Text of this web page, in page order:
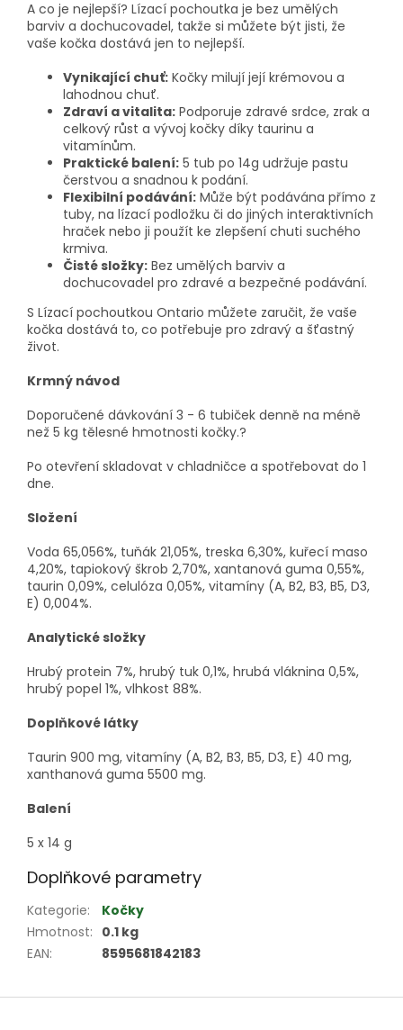
A co je nejlepší? Lízací pochoutka je bez umělých
barviv a dochucovadel, takže si můžete být jisti, že
vaše kočka dostává jen to nejlepší.
Vynikající chuť: Kočky milují její krémovou a
lahodnou chuť.
Zdraví a vitalita: Podporuje zdravé srdce, zrak a
celkový růst a vývoj kočky díky taurinu a
vitamínům.
Praktické balení: 5 tub po 14g udržuje pastu
čerstvou a snadnou k podání.
Flexibilní podávání: Může být podávána přímo z
tuby, na lízací podložku či do jiných interaktivních
hraček nebo ji použít ke zlepšení chuti suchého
krmiva.
Čisté složky: Bez umělých barviv a
dochucovadel pro zdravé a bezpečné podávání.
S Lízací pochoutkou Ontario můžete zaručit, že vaše
kočka dostává to, co potřebuje pro zdravý a šťastný
život.
Krmný návod
Doporučené dávkování 3 - 6 tubiček denně na méně
než 5 kg tělesné hmotnosti kočky.?
Po otevření skladovat v chladničce a spotřebovat do 1
dne.
Složení
Voda 65,056%, tuňák 21,05%, treska 6,30%, kuřecí maso
4,20%, tapiokový škrob 2,70%, xantanová guma 0,55%,
taurin 0,09%, celulóza 0,05%, vitamíny (A, B2, B3, B5, D3,
E) 0,004%.
Analytické složky
Hrubý protein 7%, hrubý tuk 0,1%, hrubá vláknina 0,5%,
hrubý popel 1%, vlhkost 88%.
Doplňkové látky
Taurin 900 mg, vitamíny (A, B2, B3, B5, D3, E) 40 mg,
xanthanová guma 5500 mg.
Balení
5 x 14 g
Doplňkové parametry
Kategorie:
Kočky
Hmotnost: 0.1 kg
EAN: 8595681842183
Z